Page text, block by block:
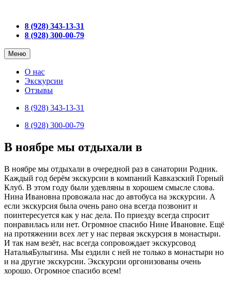
8 (928) 343-13-31
8 (928) 300-00-79
Меню
О нас
Экскурсии
Отзывы
8 (928) 343-13-31
8 (928) 300-00-79
В ноябре мы отдыхали в
В ноябре мы отдыхали в очередной раз в санатории Родник.
Каждый год берём экскурсии в компаний Кавказский Горный
Клуб. В этом году были удевляны в хорошем смысле слова.
Нина Ивановна провожала нас до автобуса на экскурсии. А
если экскурсия была очень рано она всегда позвонит и
поинтересуется как у нас дела. По приезду всегда спросит
понравилась или нет. Огромное спасибо Нине Ивановне. Ещё
на протяжении всех лет у нас первая экскурсия в монастыри.
И так нам везёт, нас всегда сопровождает экскурсовод
НатальяБулыгина. Мы ездили с ней не только в монастыри но
и на другие экскурсии. Экскурсии оргонизованы очень
хорошо. Огромное спасибо всем!